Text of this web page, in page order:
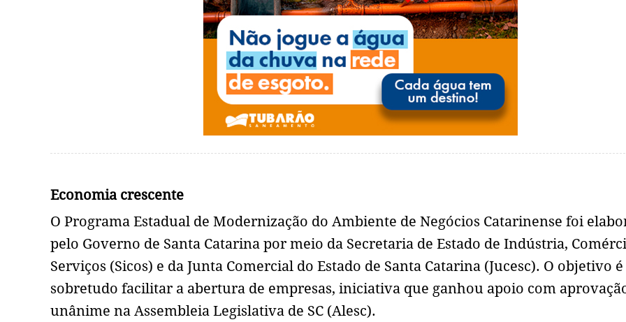
Economia crescente
O Programa Estadual de Modernização do Ambiente de Negócios Catarinense foi
pelo Governo de Santa Catarina por meio da Secretaria de Estado de Indústria,
Serviços (Sicos) e da Junta Comercial do Estado de Santa Catarina (Jucesc). O objetivo é
sobretudo facilitar a abertura de empresas, iniciativa que ganhou apoio com
unânime na Assembleia Legislativa de SC (Alesc).